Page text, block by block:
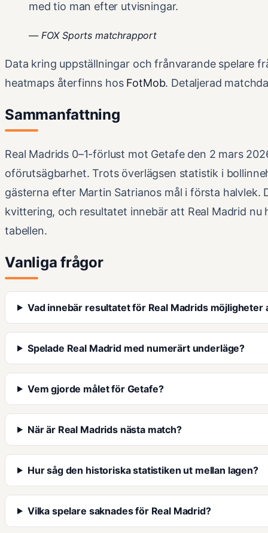
med tio man efter utvisningar.
— FOX Sports matchrapport
Data kring uppställningar och frånvarande spelare
heatmaps återfinns hos FotMob. Detaljerad
Sammanfattning
Real Madrids 0–1-förlust mot Getafe den 2 mars
oförutsägbarhet. Trots överlägsen statistik i
gästerna efter Martin Satrianos mål i första halvlek.
kvittering, och resultatet innebär att Real Madrid nu
tabellen.
Vanliga frågor
Vad innebär resultatet för Real Madrids möjligheter
Spelade Real Madrid med numerärt underläge?
Vem gjorde målet för Getafe?
När är Real Madrids nästa match?
Hur såg den historiska statistiken ut mellan lagen?
Vilka spelare saknades för Real Madrid?